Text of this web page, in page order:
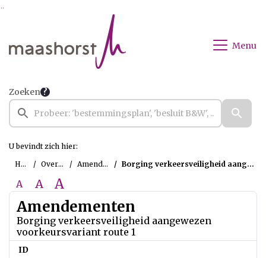
Ga naar de inhoud van deze pagina
Menu
Zoeken
U bevindt zich hier:
Home
Overzichten Amendementen Borging verkeersveiligheid aangewezen voorkeursvariant route 1
A A A
Amendementen
Borging verkeersveiligheid aangewezen
voorkeursvariant route 1
ID